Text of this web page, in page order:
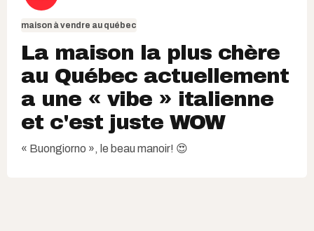
maison à vendre au québec
La maison la plus chère
au Québec actuellement
a une « vibe » italienne
et c'est juste WOW
« Buongiorno », le beau manoir! 😍